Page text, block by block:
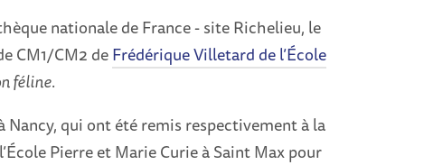
nationale de France - site Richelieu, le
CM1/CM2 deFrédérique Villetard de l’École
féline.
Nancy, qui ont été remis respectivement à la
Pierre et Marie Curie à Saint Max pour